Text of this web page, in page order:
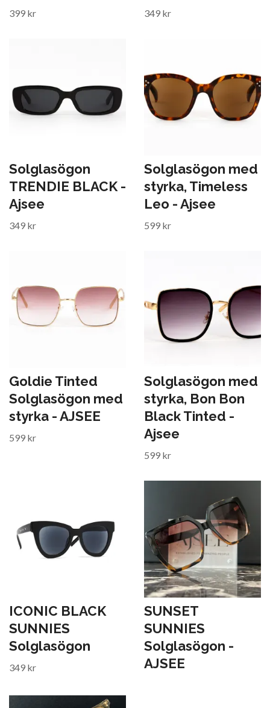
399 kr 349 kr
Solglasögon
TRENDIE BLACK -
Ajsee
349 kr
Solglasögon med
styrka, Timeless
Leo - Ajsee
599 kr
Goldie Tinted
Solglasögon med
styrka - AJSEE
599 kr
Solglasögon med
styrka, Bon Bon
Black Tinted -
Ajsee
599 kr
ICONIC BLACK
SUNNIES
Solglasögon
349 kr
SUNSET
SUNNIES
Solglasögon -
AJSEE